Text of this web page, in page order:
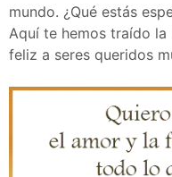
mundo. ¿Qué estás
Aquí te hemos traído
feliz a seres queridos